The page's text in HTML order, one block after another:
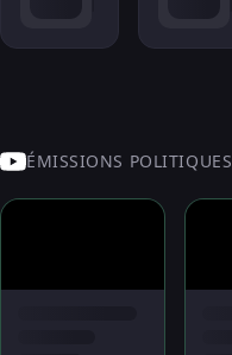
ÉMISSIONS POLITIQUES